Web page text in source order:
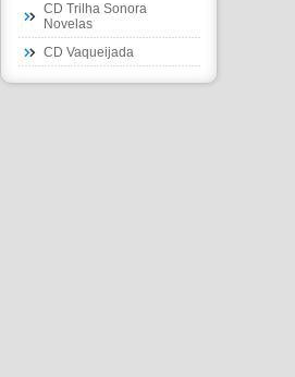
CD Trilha Sonora
Novelas
CD Vaqueijada